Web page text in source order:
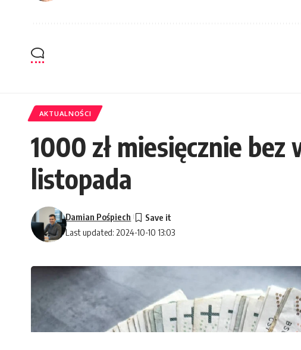
AKTUALNOŚCI
1000 zł miesięcznie
listopada
Last updated: 2024-10-10 13:03
Damian Pośpiech